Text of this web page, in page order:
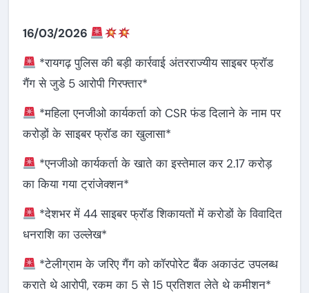
16/03/2026
*रायगढ़ पुलिस की बड़ी कार्रवाई अंतरराज्यीय साइबर फ्रॉड
गैंग से जुडे 5 आरोपी गिरफ्तार*
*महिला एनजीओ कार्यकर्ता को CSR फंड दिलाने के नाम पर
करोड़ों के साइबर फ्रॉड का खुलासा*
*एनजीओ कार्यकर्ता के खाते का इस्तेमाल कर 2.17 करोड़
का किया गया ट्रांजेक्शन*
*देशभर में 44 साइबर फ्रॉड शिकायतों में करोडों के विवादित
धनराशि का उल्लेख*
*टेलीग्राम के जरिए गैंग को कॉरपोरेट बैंक अकाउंट उपलब्ध
कराते थे आरोपी, रकम का 5 से 15 प्रतिशत लेते थे कमीशन*